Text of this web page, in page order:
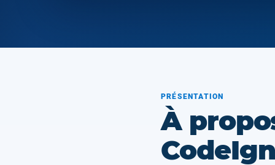
PRÉSENTATION
À